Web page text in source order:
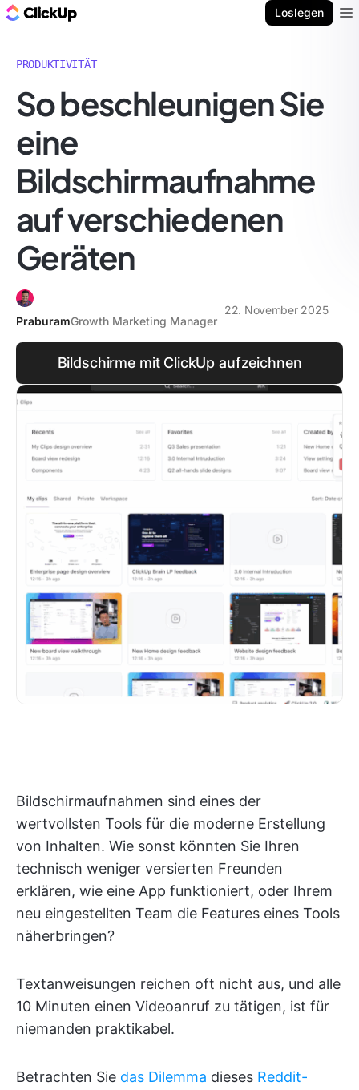
Loslegen
PRODUKTIVITÄT
So beschleunigen Sie
eine
Bildschirmaufnahme
auf verschiedenen
Geräten
PraburamGrowth Marketing Manager
22. November 2025
Bildschirme mit ClickUp aufzeichnen
Bildschirmaufnahmen sind eines der
wertvollsten Tools für die moderne Erstellung
von Inhalten. Wie sonst könnten Sie Ihren
technisch weniger versierten Freunden
erklären, wie eine App funktioniert, oder Ihrem
neu eingestellten Team die Features eines Tools
näherbringen?
Textanweisungen reichen oft nicht aus, und alle
10 Minuten einen Videoanruf zu tätigen, ist für
niemanden praktikabel.
Betrachten Sie das Dilemma dieses Reddit-